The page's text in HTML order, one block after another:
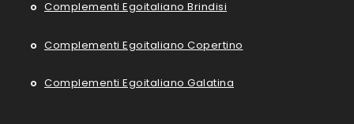
Complementi Egoitaliano Brindisi
Complementi Egoitaliano Copertino
Complementi Egoitaliano Galatina